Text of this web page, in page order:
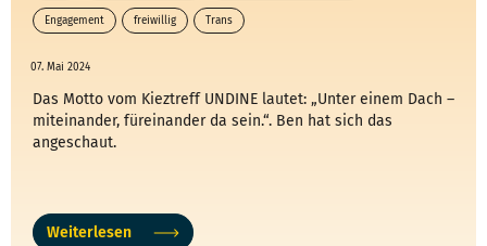
Engagement freiwillig Trans
07. Mai 2024
Das Motto vom Kieztreff UNDINE lautet: „Unter einem Dach –
miteinander, füreinander da sein.“. Ben hat sich das
angeschaut.
Weiterlesen